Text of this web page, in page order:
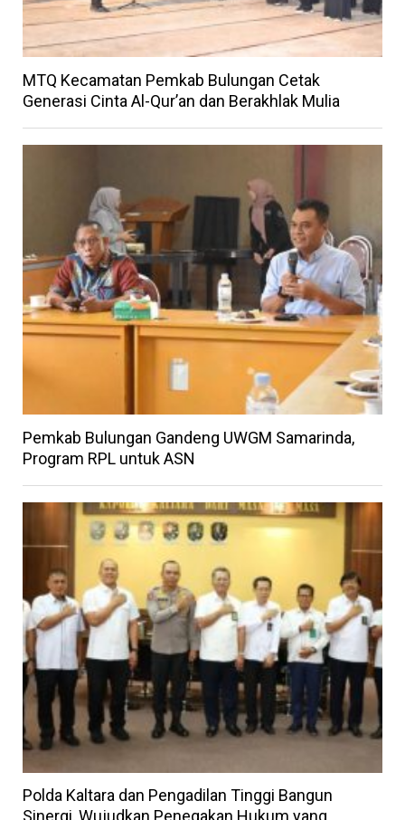
MTQ Kecamatan Pemkab Bulungan Cetak
Generasi Cinta Al-Qur’an dan Berakhlak Mulia
Pemkab Bulungan Gandeng UWGM Samarinda,
Program RPL untuk ASN
Polda Kaltara dan Pengadilan Tinggi Bangun
Sinergi, Wujudkan Penegakan Hukum yang